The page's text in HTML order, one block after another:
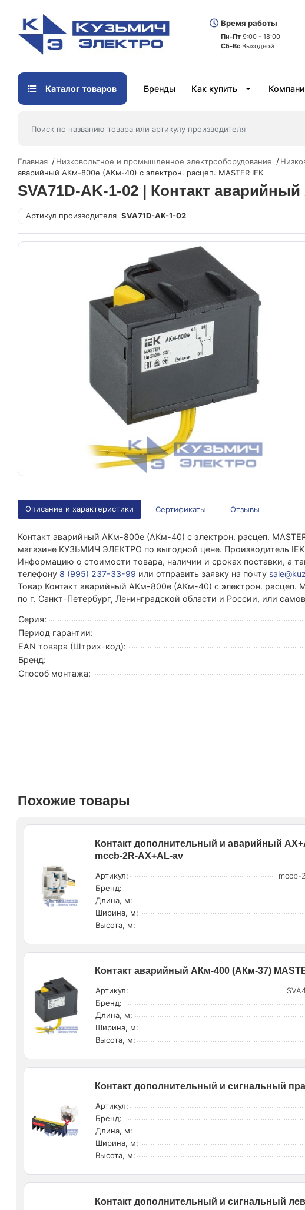
Время работы
Пн-Пт 9:00 - 18:00
Сб-Вс Выходной
Каталог товаров Бренды Как купить
Главная Низковольтное и промышленное электрооборудование
аварийный АКм-800е (АКм-40) с электрон. расцеп. MASTER IEK
SVA71D-AK-1-02 | Контакт
Артикул производителя SVA71D-AK-1-02
Описание и характеристики Сертификаты Отзывы
Контакт аварийный АКм-800е (АКм-40) с электрон. расцеп.
магазине КУЗЬМИЧ ЭЛЕКТРО по выгодной цене. Производитель
Информацию о стоимости товара, наличии и сроках поставки, а
телефону 8 (995) 237-33-99 или отправить заявку на почту
Товар Контакт аварийный АКм-800е (АКм-40) с электрон. расцеп.
по г. Санкт-Петербург, Ленинградской области и России, или
Серия:
Период гарантии:
EAN товара (Штрих-код):
Бренд:
Способ монтажа:
Похожие товары
Контакт дополнительный и аварийный
mccb-2R-AX+AL-av
Артикул:
mccb-
Бренд:
Длина, м:
Ширина, м:
Высота, м:
Контакт аварийный АКм-400 (АКм-37)
Артикул:
Бренд:
Длина, м:
Ширина, м:
Высота, м:
Контакт дополнительный и сигнальный
Артикул:
Бренд:
Длина, м:
Ширина, м:
Высота, м:
Контакт дополнительный и сигнальный